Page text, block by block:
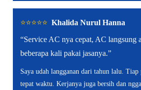
⭐️⭐️⭐️⭐️⭐️ Khalida Nurul Hanna
“Service AC nya cepat, AC langsung
beberapa kali pakai jasanya.”
Saya udah langganan dari tahun lalu. Tiap
tepat waktu. Kerjanya juga bersih dan